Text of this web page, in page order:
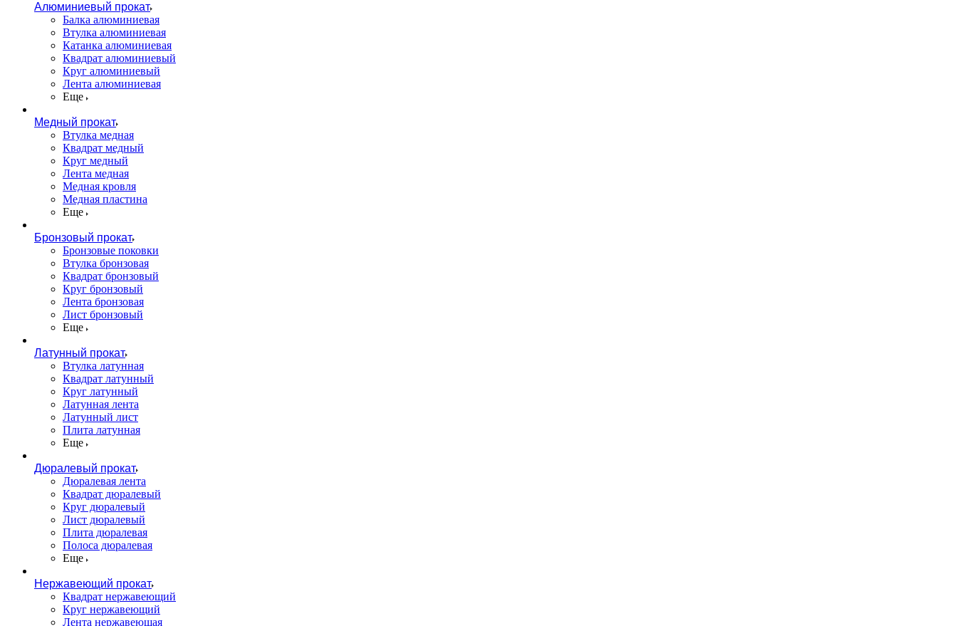
Алюминиевый прокат
Балка алюминиевая
Втулка алюминиевая
Катанка алюминиевая
Квадрат алюминиевый
Круг алюминиевый
Лента алюминиевая
Еще
Медный прокат
Втулка медная
Квадрат медный
Круг медный
Лента медная
Медная кровля
Медная пластина
Еще
Бронзовый прокат
Бронзовые поковки
Втулка бронзовая
Квадрат бронзовый
Круг бронзовый
Лента бронзовая
Лист бронзовый
Еще
Латунный прокат
Втулка латунная
Квадрат латунный
Круг латунный
Латунная лента
Латунный лист
Плита латунная
Еще
Дюралевый прокат
Дюралевая лента
Квадрат дюралевый
Круг дюралевый
Лист дюралевый
Плита дюралевая
Полоса дюралевая
Еще
Нержавеющий прокат
Квадрат нержавеющий
Круг нержавеющий
Лента нержавеющая